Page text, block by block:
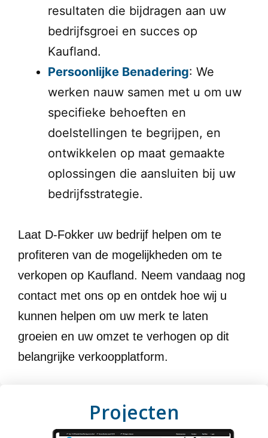
resultaten die bijdragen aan uw
bedrijfsgroei en succes op
Kaufland.
Persoonlijke Benadering: We
werken nauw samen met u om uw
specifieke behoeften en
doelstellingen te begrijpen, en
ontwikkelen op maat gemaakte
oplossingen die aansluiten bij uw
bedrijfsstrategie.
Laat D-Fokker uw bedrijf helpen om te
profiteren van de mogelijkheden om te
verkopen op Kaufland. Neem vandaag nog
contact met ons op en ontdek hoe wij u
kunnen helpen om uw merk te laten
groeien en uw omzet te verhogen op dit
belangrijke verkoopplatform.
Projecten